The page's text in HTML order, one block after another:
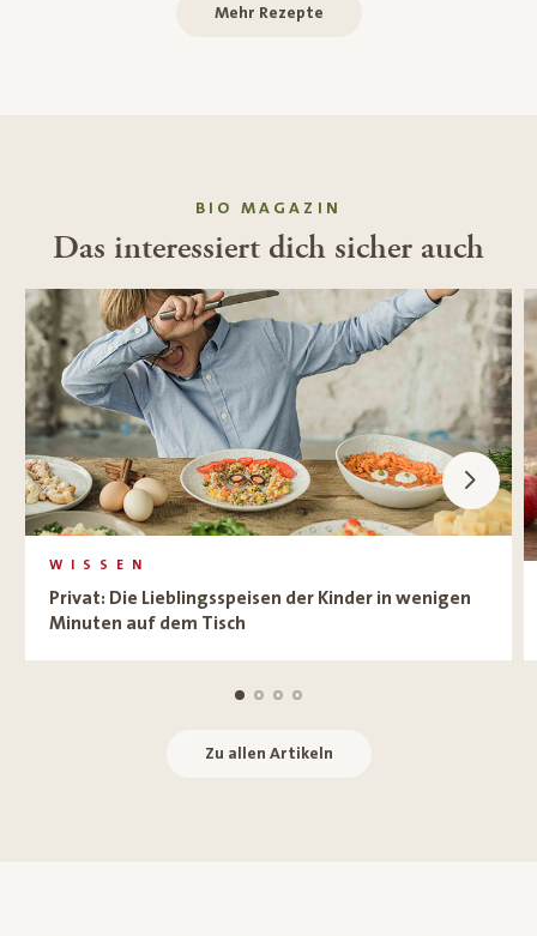
Mehr Rezepte
BIO MAGAZIN
Das interessiert dich sicher auch
WISSEN
Privat: Die Lieblingsspeisen der Kinder in wenigen
Minuten auf dem Tisch
Zu allen Artikeln